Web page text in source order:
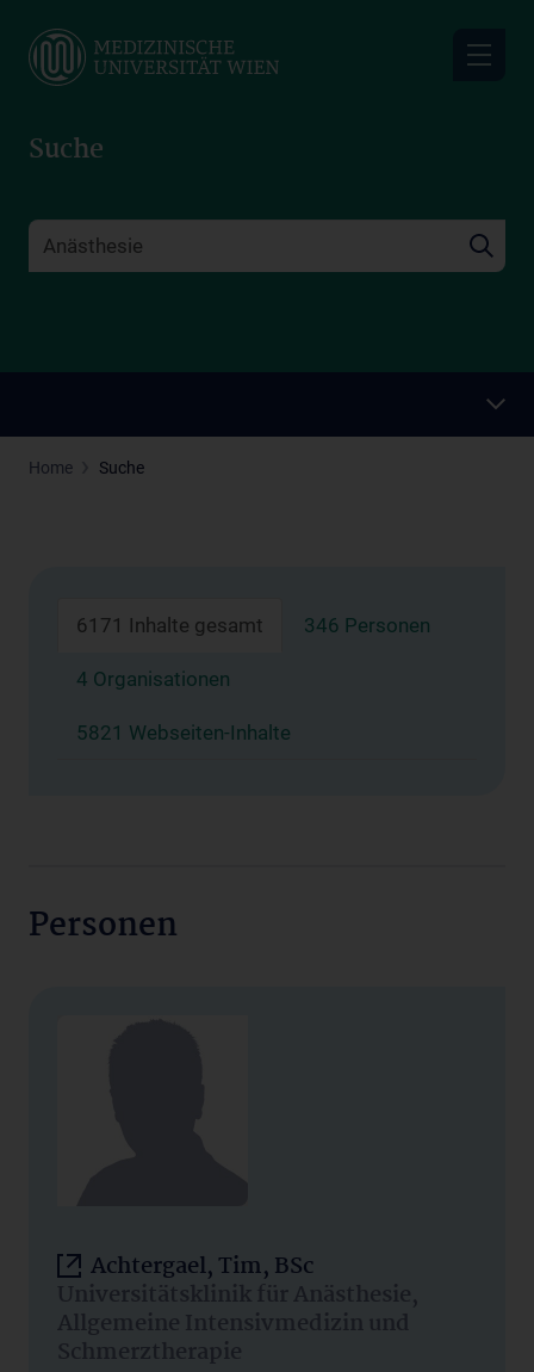
main
Suche
Home Suche
6171 Inhalte gesamt 346 Personen
4 Organisationen
5821 Webseiten-Inhalte
Personen
Achtergael, Tim, BSc
Universitätsklinik für Anästhesie,
Allgemeine Intensivmedizin und
Schmerztherapie